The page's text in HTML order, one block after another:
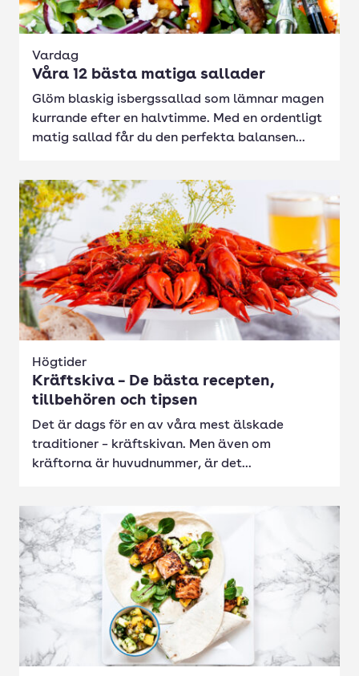
Vardag
Våra 12 bästa matiga sallader
Glöm blaskig isbergssallad som lämnar magen
kurrande efter en halvtimme. Med en ordentligt
matig sallad får du den perfekta balansen...
Högtider
Kräftskiva – De bästa recepten,
tillbehören och tipsen
Det är dags för en av våra mest älskade
traditioner – kräftskivan. Men även om
kräftorna är huvudnummer, är det...